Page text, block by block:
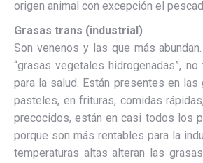
origen animal con excepción el
Grasas trans (industrial)
Son venenos y las que más
“grasas vegetales hidrogenadas”,
para la salud. Están presentes en las
pasteles, en frituras, comidas
precocidos, están en casi todos los
porque son más rentables para la
temperaturas altas alteran las